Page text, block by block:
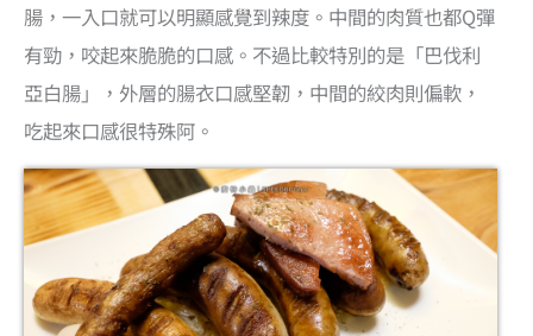
腸，一入口就可以明顯感覺到辣度。中間的肉質也都Q彈
有勁，咬起來脆脆的口感。不過比較特別的是「巴伐利
亞白腸」，外層的腸衣口感堅韌，中間的絞肉則偏軟，
吃起來口感很特殊阿。